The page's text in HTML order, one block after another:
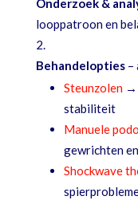
Onderzoek &
looppatroon en
Behandelopties–
Steunzolen→
stabiliteit
Manuele
gewrichten
Shockwave